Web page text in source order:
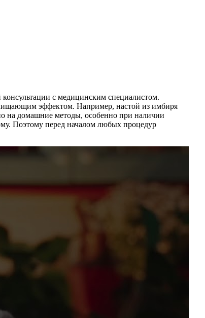
с медицинским специалистом.
эффектом. Например, настой из имбиря
на домашние методы, особенно при наличии
Поэтому перед началом любых процедур